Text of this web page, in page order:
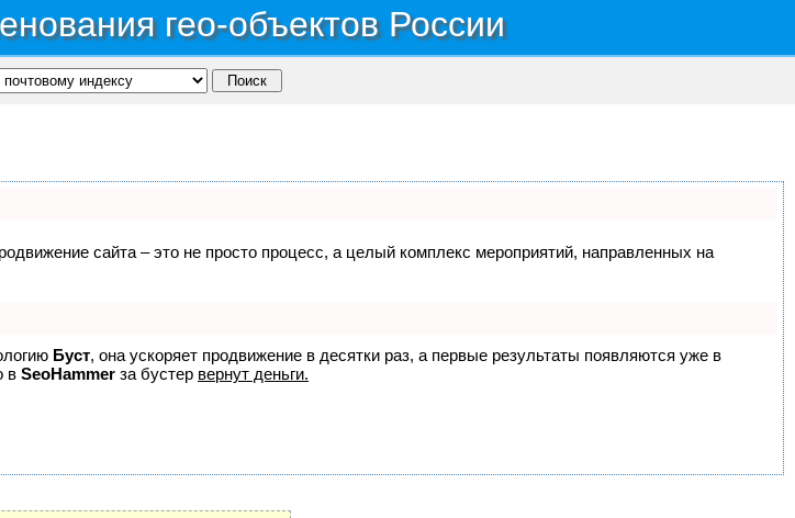
гео-объектов России
сайта – это не просто процесс, а целый комплекс мероприятий, направленных на
Буст, она ускоряет продвижение в десятки раз, а первые результаты появляются уже в
в SeoHammer за бустер вернут деньги.